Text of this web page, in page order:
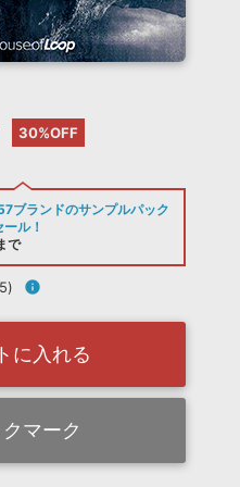
30%OFF
ブランドのサンプルパック
ル！
で
info
に入れる
マーク